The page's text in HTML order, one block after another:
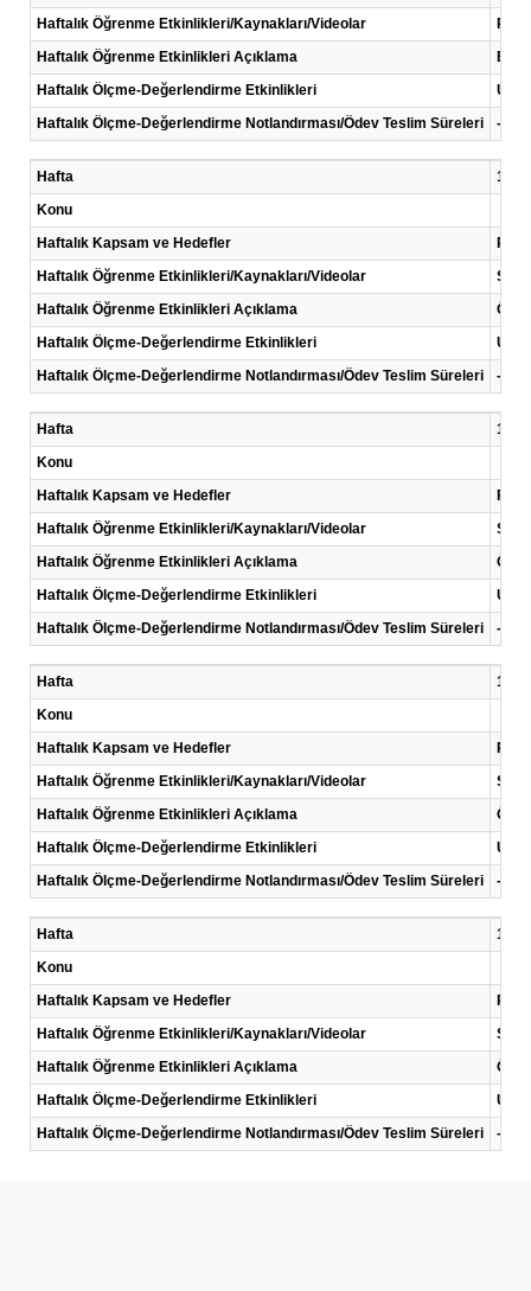
Haftalık Öğrenme Etkinlikleri/Kaynakları/Videolar
Haftalık Öğrenme Etkinlikleri Açıklama
Haftalık Ölçme-Değerlendirme Etkinlikleri
Haftalık Ölçme-Değerlendirme Notlandırması/Ödev Teslim Süreleri
-
Hafta
11
Konu
Haftalık Kapsam ve Hedefler
Haftalık Öğrenme Etkinlikleri/Kaynakları/Videolar
Haftalık Öğrenme Etkinlikleri Açıklama
Haftalık Ölçme-Değerlendirme Etkinlikleri
Haftalık Ölçme-Değerlendirme Notlandırması/Ödev Teslim Süreleri
-
Hafta
12
Konu
Haftalık Kapsam ve Hedefler
Haftalık Öğrenme Etkinlikleri/Kaynakları/Videolar
Haftalık Öğrenme Etkinlikleri Açıklama
Haftalık Ölçme-Değerlendirme Etkinlikleri
Haftalık Ölçme-Değerlendirme Notlandırması/Ödev Teslim Süreleri
-
Hafta
13
Konu
Haftalık Kapsam ve Hedefler
Haftalık Öğrenme Etkinlikleri/Kaynakları/Videolar
Haftalık Öğrenme Etkinlikleri Açıklama
Haftalık Ölçme-Değerlendirme Etkinlikleri
Haftalık Ölçme-Değerlendirme Notlandırması/Ödev Teslim Süreleri
-
Hafta
14
Konu
Haftalık Kapsam ve Hedefler
Haftalık Öğrenme Etkinlikleri/Kaynakları/Videolar
Haftalık Öğrenme Etkinlikleri Açıklama
Haftalık Ölçme-Değerlendirme Etkinlikleri
Haftalık Ölçme-Değerlendirme Notlandırması/Ödev Teslim Süreleri
-